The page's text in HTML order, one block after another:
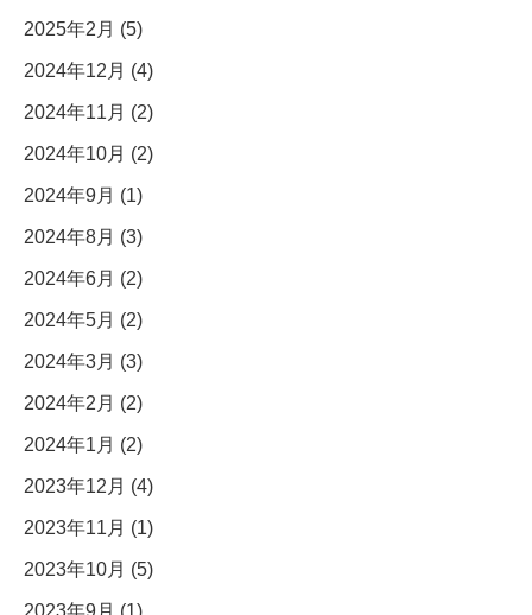
2025年2月 (5)
2024年12月 (4)
2024年11月 (2)
2024年10月 (2)
2024年9月 (1)
2024年8月 (3)
2024年6月 (2)
2024年5月 (2)
2024年3月 (3)
2024年2月 (2)
2024年1月 (2)
2023年12月 (4)
2023年11月 (1)
2023年10月 (5)